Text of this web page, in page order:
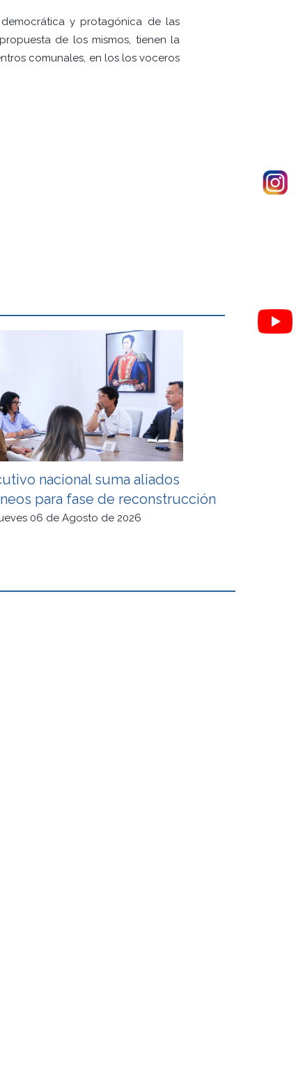
y protagónica de las
de los mismos, tienen la
comunales, en los los voceros
nacional suma aliados
para fase de reconstrucción
06 de Agosto de 2026